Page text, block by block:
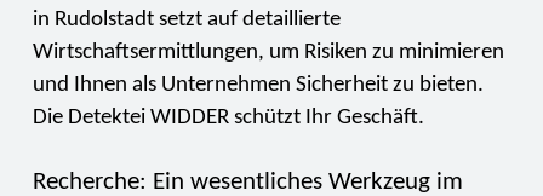
in Rudolstadt setzt auf detaillierte
Wirtschaftsermittlungen, um Risiken zu minimieren
und Ihnen als Unternehmen Sicherheit zu bieten.
Die Detektei WIDDER schützt Ihr Geschäft.
Recherche: Ein wesentliches Werkzeug im